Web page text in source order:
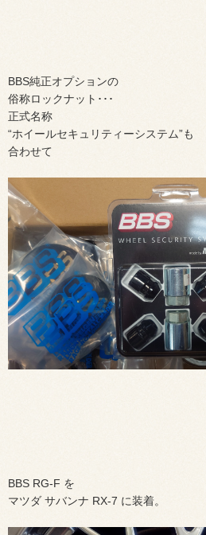
BBS純正オプションの
俗称ロックナット･･･
正式名称
“ホイールセキュリティーシステム”も
合わせて
BBS RG-F を
マツダ サバンナ RX-7 に装着。